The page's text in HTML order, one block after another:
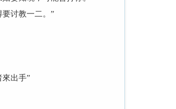
讨教一二。”
出手”